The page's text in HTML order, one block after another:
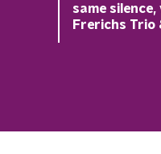
same
Frerichs Trio